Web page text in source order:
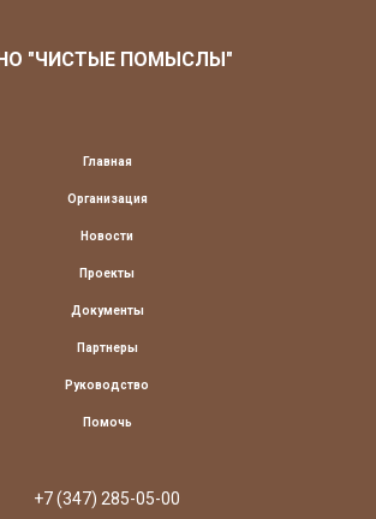
"ЧИСТЫЕ ПОМЫСЛЫ"
Главная
Организация
Новости
Проекты
Документы
Партнеры
Руководство
Помочь
+7 (347) 285-05-00